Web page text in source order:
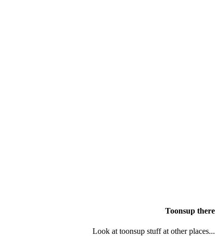
Toonsup there
Look at toonsup stuff at other places...